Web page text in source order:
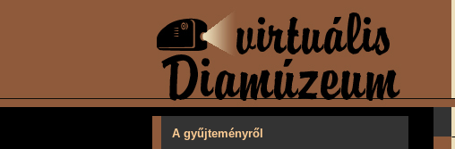
A gyűjteményről